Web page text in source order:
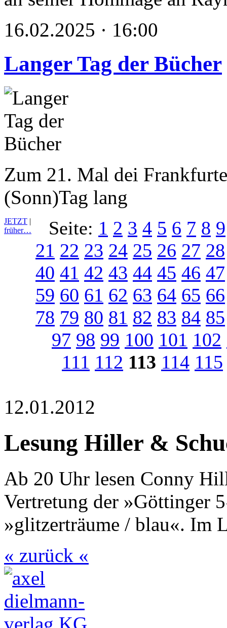
16.02.2025 · 16:00
Langer Tag der Bücher
Zum 21. Mal dei
(Sonn)Tag lang
JETZT |
früher…
Seite: 1 2 3 4 5 6 7 8 9
21 22 23 24 25 26 27 28
40 41 42 43 44 45 46 47
59 60 61 62 63 64 65 66
78 79 80 81 82 83 84 85
97 98 99 100 101 102
111 112 113 114 115
12.01.2012
Lesung Hiller &
Ab 20 Uhr lesen Conny
Vertretung der »Göttinger
»glitzerträume / blau«. Im
« zurück «